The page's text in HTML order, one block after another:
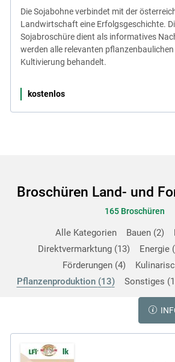
Die Sojabohne verbindet mit der
Landwirtschaft eine Erfolgsgeschichte.
Sojabroschüre dient als informatives
werden alle relevanten
Kultivierung behandelt.
kostenlos
Broschüren Land- und
165 Broschüren
Alle Kategorien Bauen 2
Direktvermarktung 13 Energie
Förderungen 4
Pflanzenproduktion 13 Sonstiges